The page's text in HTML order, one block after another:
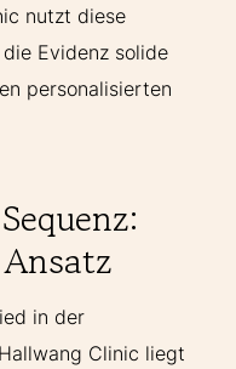
nutzt diese
Evidenz solide
personalisierten
in der
Clinic liegt